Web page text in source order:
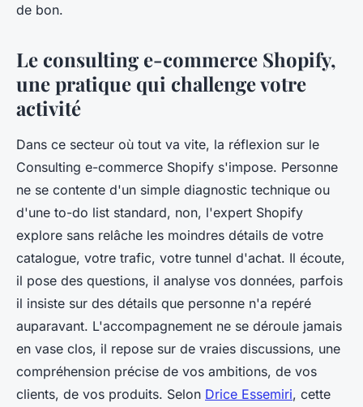
de bon.
Le consulting e-commerce Shopify,
une pratique qui challenge votre
activité
Dans ce secteur où tout va vite, la réflexion sur le
Consulting e-commerce Shopify s'impose. Personne
ne se contente d'un simple diagnostic technique ou
d'une to-do list standard, non, l'expert Shopify
explore sans relâche les moindres détails de votre
catalogue, votre trafic, votre tunnel d'achat. Il écoute,
il pose des questions, il analyse vos données, parfois
il insiste sur des détails que personne n'a repéré
auparavant. L'accompagnement ne se déroule jamais
en vase clos, il repose sur de vraies discussions, une
compréhension précise de vos ambitions, de vos
clients, de vos produits. Selon Drice Essemiri, cette